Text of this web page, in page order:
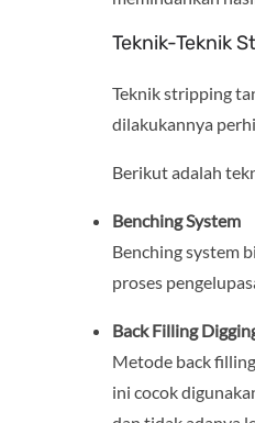
Teknik-Teknik
Teknik stripping
dilakukannya
Berikut adalah
Benching System
Benching system
proses
Back Filling
Metode back
ini cocok